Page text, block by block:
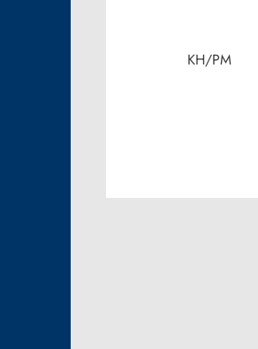
KH/PM